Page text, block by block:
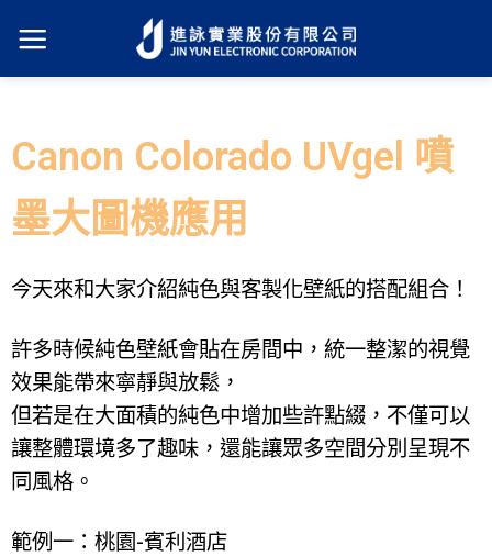
Canon Colorado UVgel 噴
墨大圖機應用
今天來和大家介紹純色與客製化壁紙的搭配組合！
許多時候純色壁紙會貼在房間中，統一整潔的視覺
效果能帶來寧靜與放鬆，
但若是在大面積的純色中增加些許點綴，不僅可以
讓整體環境多了趣味，還能讓眾多空間分別呈現不
同風格。
範例一：桃園-賓利酒店